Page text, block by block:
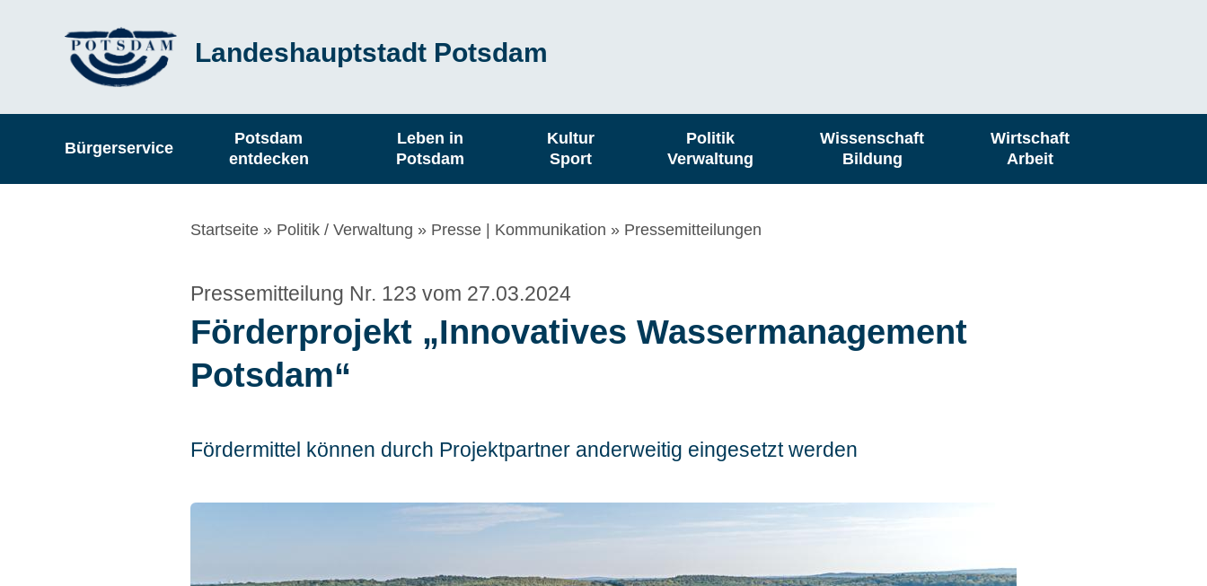
Landeshauptstadt Potsdam
Bürgerservice
Potsdam
entdecken
Leben in
Potsdam
Kultur
Sport
Politik
Verwaltung
Wissenschaft
Bildung
Wirtschaft
Arbeit
Pfadnavigation
Startseite Politik / Verwaltung Presse | Kommunikation Pressemitteilungen
Pressemitteilung Nr. 123 vom 27.03.2024
Förderprojekt „Innovatives Wassermanagement
Potsdam“
Fördermittel können durch Projektpartner anderweitig eingesetzt werden